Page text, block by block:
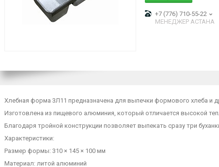
+7 (776) 710-55-22
МЕНЕДЖЕР АСТАНА
Хлебная форма 3Л11 предназначена для выпечки формового хлеба и
Изготовлена из пищевого алюминия, который отличается высокой
Благодаря тройной конструкции позволяет выпекать сразу три
Характеристики:
Размер формы: 310 × 145 × 100 мм
Материал: литой алюминий